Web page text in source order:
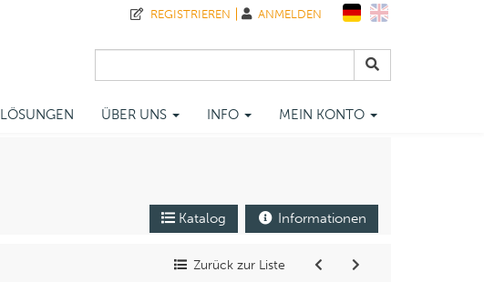
LÖSUNGEN ÜBER UNS INFO MEIN KONTO
REGISTRIEREN ANMELDEN
Katalog Informationen
Zurück zur Liste